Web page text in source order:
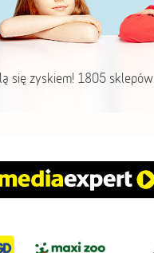
się zyskiem! 1805 sklepów